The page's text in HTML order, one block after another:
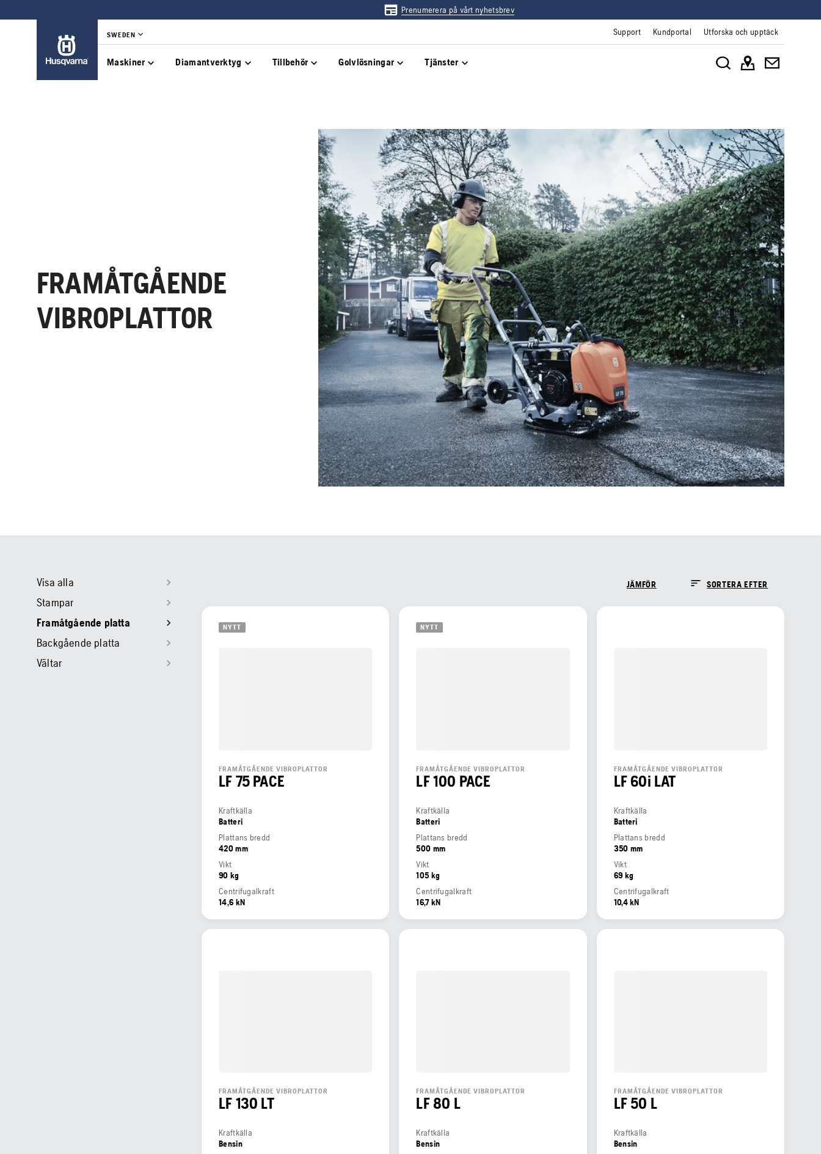
Prenumerera på vårt nyhetsbrev
SWEDEN Support Kundportal Utforska och upptäck
Maskiner Diamantverktyg Tillbehör Golvlösningar Tjänster
FRAMÅTGÅENDE
VIBROPLATTOR
Visa alla
Stampar
Framåtgående platta
Backgående platta
Vältar
JÄMFÖR SORTERA EFTER
NYTT
FRAMÅTGÅENDE VIBROPLATTOR
LF 75 PACE
Kraftkälla
Batteri
Plattans bredd
420 mm
Vikt
90 kg
Centrifugalkraft
14,6 kN
NYTT
FRAMÅTGÅENDE VIBROPLATTOR
LF 100 PACE
Kraftkälla
Batteri
Plattans bredd
500 mm
Vikt
105 kg
Centrifugalkraft
16,7 kN
FRAMÅTGÅENDE VIBROPLATTOR
LF 60i LAT
Kraftkälla
Batteri
Plattans bredd
350 mm
Vikt
69 kg
Centrifugalkraft
10,4 kN
FRAMÅTGÅENDE VIBROPLATTOR
LF 130 LT
Kraftkälla
Bensin
FRAMÅTGÅENDE VIBROPLATTOR
LF 80 L
Kraftkälla
Bensin
FRAMÅTGÅENDE VIBROPLATTOR
LF 50 L
Kraftkälla
Bensin